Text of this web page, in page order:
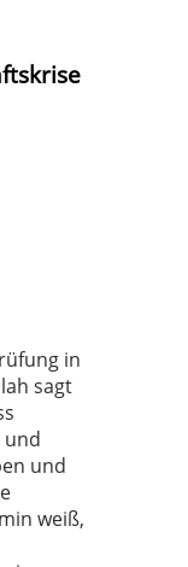
in
sagt
und
und
weiß,